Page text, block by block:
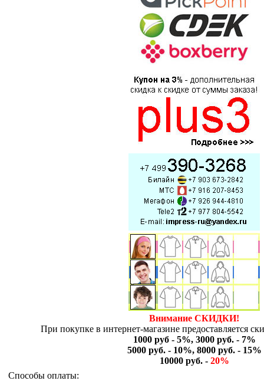
Внимание СКИДКИ!
При покупке в интернет-магазине предоставляется
1000 руб - 5%, 3000 руб. - 7%
5000 руб. - 10%, 8000 руб. - 15%
10000 руб. - 20%
Способы оплаты: